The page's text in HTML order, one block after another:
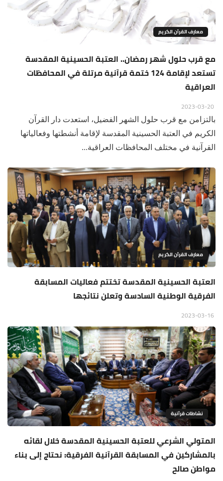
معارف القرآن الكريم
مع قرب حلول شهر رمضان.. العتبة الحسينية المقدسة
تستعد لإقامة 124 ختمة قرآنية مرتلة في المحافظات
العراقية
بالتزامن مع قرب حلول الشهر الفضيل، استعدت دار القرآن
الكريم في العتبة الحسينية المقدسة لإقامة أنشطتها وفعالياتها
القرآنية في مختلف المحافظات العراقية...
معارف القرآن الكريم
العتبة الحسينية المقدسة تختتم فعاليات المسابقة
الفرقية الوطنية السادسة وتعلن نتائجها
نشاطات قرآنية
المتولي الشرعي للعتبة الحسينية المقدسة خلال لقائه
بالمشاركين في المسابقة القرآنية الفرقية: نحتاج إلى بناء
مواطن صالح